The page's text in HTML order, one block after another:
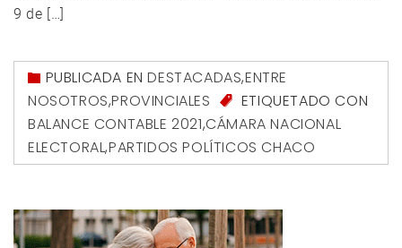
9 de […]
PUBLICADA ENDESTACADAS,ENTRE
NOSOTROS,PROVINCIALES
ETIQUETADO CON
BALANCE CONTABLE 2021,CÁMARA NACIONAL
ELECTORAL,PARTIDOS POLÍTICOS CHACO